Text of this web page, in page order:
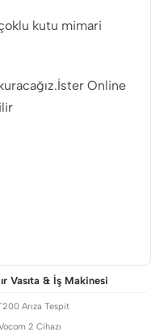
kutu mimari
Online
Vasıta & İş Makinesi
Arıza Tespit
2 Cihazı